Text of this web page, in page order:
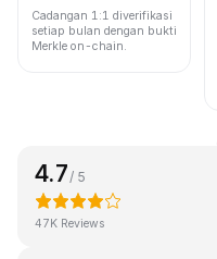
Cadangan 1:1 diverifikasi
setiap bulan dengan bukti
Merkle on-chain.
4.7 / 5
47K Reviews